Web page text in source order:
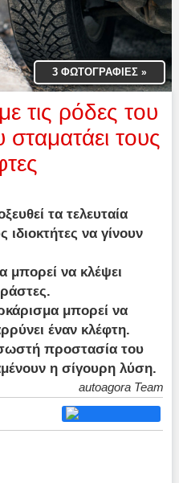
3 ΦΩΤΟΓΡΑΦΙΕΣ »
τις ρόδες του
τους
τα τελευταία
ιδιοκτήτες να γίνουν
μπορεί να κλέψει
μπορεί να
έναν κλέφτη.
προστασία του
η σίγουρη λύση.
autoagora Team